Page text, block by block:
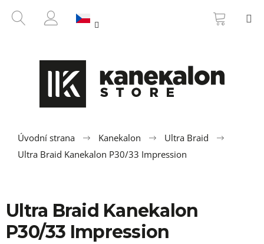
HLEDAT
PŘIHLÁŠENÍ
KOŠÍK
Úvodní strana Kanekalon
Ultra Braid
Ultra Braid Kanekalon P30/33 Impression
Ultra Braid Kanekalon
P30/33 Impression
ZPĚT
ZPĚT
e
e
t